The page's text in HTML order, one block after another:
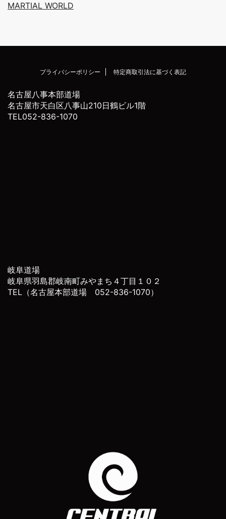
MARTIAL WORLD
プライバシーポリシー 特定商取引法に基づく表記
名古屋八事本部道場
名古屋市天白区八事山210日鶴ビル1階
TEL052-836-1070
岐阜道場
岐阜県羽島郡岐南町みやまち４丁目１０２
TEL（名古屋本部道場 052-836-1070）